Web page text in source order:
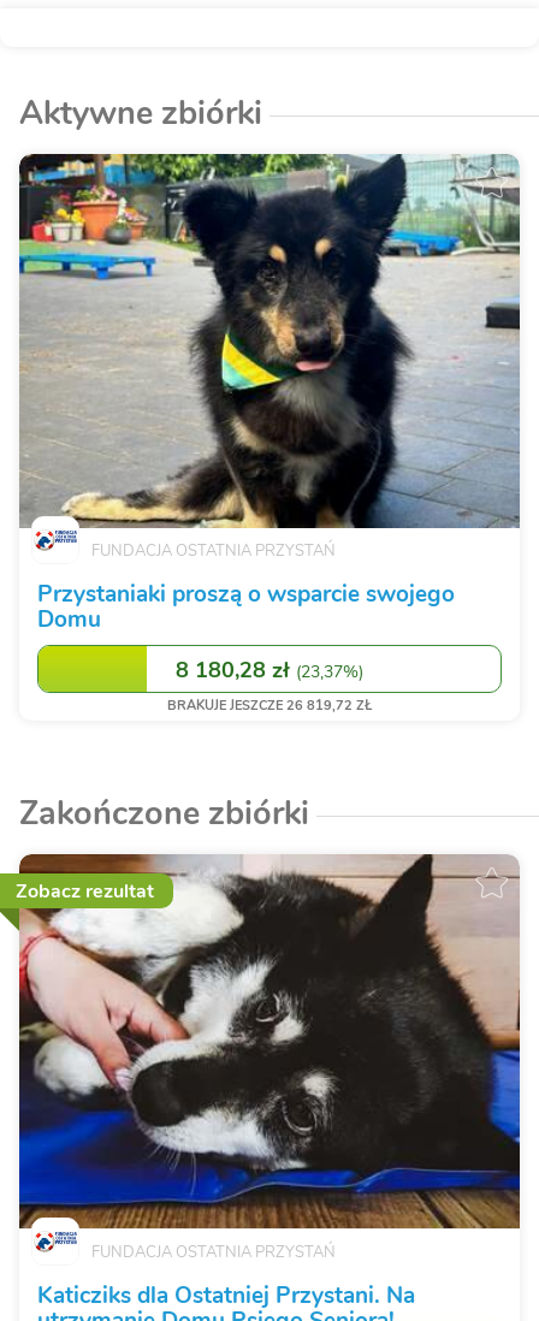
Aktywne zbiórki
FUNDACJA OSTATNIA PRZYSTAŃ
Przystaniaki proszą o wsparcie swojego
Domu
8 180,28 zł (23,37%)
BRAKUJE JESZCZE 26 819,72 ZŁ
Zakończone zbiórki
Zobacz rezultat
FUNDACJA OSTATNIA PRZYSTAŃ
Katicziks dla Ostatniej Przystani. Na